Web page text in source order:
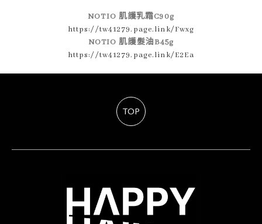
NOTIO 肌護乳霜C90g
https://tw41279.page.link/Fwxg
NOTIO 肌護髮油B45g
https://tw41279.page.link/E2Ea
TOP